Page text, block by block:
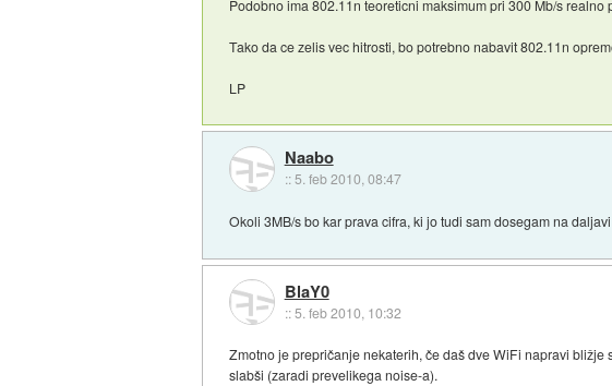
Podobno ima 802.11n teoreticni maksimum pri 300 Mb/s
Tako da ce zelis vec hitrosti, bo potrebno nabavit 802.11n
LP
Naabo
:: 5. feb 2010, 08:47
Okoli 3MB/s bo kar prava cifra, ki jo tudi sam dosegam na
BlaY0
::5. feb 2010, 10:32
Zmotno je prepričanje nekaterih, če daš dve WiFi napravi
slabši (zaradi prevelikega noise-a).